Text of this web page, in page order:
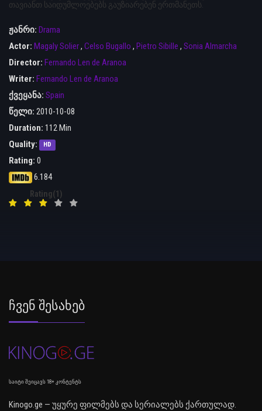
თავიანთ საიდუმლოებებს გაუზიარებენ ერთმანეთს.
ჟანრი: Drama
Actor: Magaly Solier, Celso Bugallo , Pietro Sibille , Sonia Almarcha
Director: Fernando Len de Aranoa
Writer: Fernando Len de Aranoa
ქვეყანა: Spain
წელი: 2010-10-08
Duration: 112 Min
Quality:
HD
Rating: 0
6.184
Rating(1)
Ჩვენ Შესახებ
საიტი შეიცავს 18+ კონტენტს
Kinogo.ge — უყურე ფილმებს და სერიალებს ქართულად.